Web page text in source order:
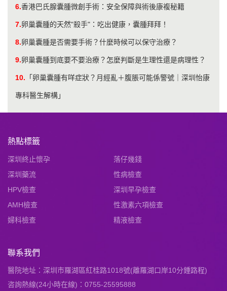
6.香港巴氏腺囊腫微創手術：安全保障與術後康複秘籍
7.卵巢囊腫的天然"殺手"：吃出健康，囊腫拜拜！
8.卵巢囊腫是否需要手術？什麼時候可以保守治療？
9.卵巢囊腫到底要不要治療？怎麼判斷是生理性還是病理性？
10. 「卵巢囊腫有咩症狀？月經亂＋腹脹可能係警號｜深圳怡康
專科醫生解構」
熱點標籤
深圳終止懷孕
落仔幾錢
深圳藥流
性病檢查
HPV檢查
深圳早孕檢查
AMH檢查
性激素六項檢查
婦科檢查
精液檢查
聯系我們
醫院地址：深圳市羅湖區紅桂路1018號(離羅湖口岸10分鍾路程)
咨詢熱線(24小時在線)：0755-25595888